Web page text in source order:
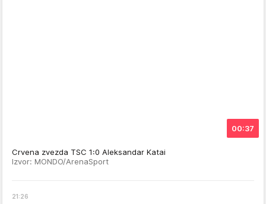
00:37
Crvena zvezda TSC 1:0 Aleksandar Katai
Izvor: MONDO/ArenaSport
21:26